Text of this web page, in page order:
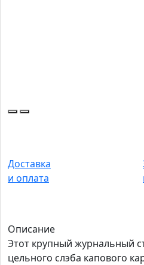
Доставка
и оплата
Описание
Этот крупный журнальный
цельного слэба капового